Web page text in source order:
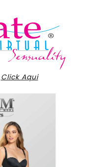
Click Aqui